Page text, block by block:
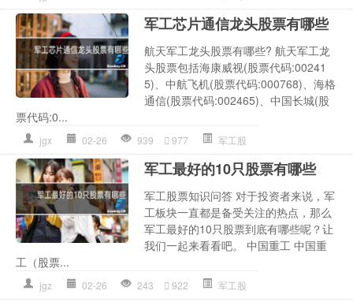
军工芯片通信龙头股票有哪些
航天军工龙头股票有哪些? 航天军工龙
头股票包括海康威视(股票代码:00241
5)、中航飞机(股票代码:000768)、海格
通信(股票代码:002465)、中国长城(股
票代码:0...
jgx 02-26 939 977 军工股
军工最好的10只股票有哪些
军工股票知识问答 对于投资者来说，军
工板块一直都是备受关注的热点，那么
军工最好的10只股票到底有哪些呢？让
我们一起来看看吧。 中国重工 中国重
工（股票...
jgz 02-26 243 922 军工股